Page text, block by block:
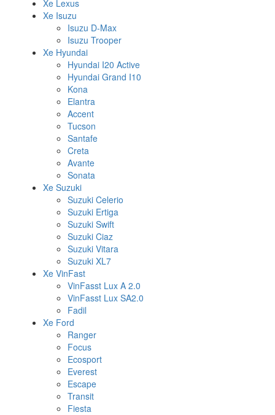
Xe Lexus
Xe Isuzu
Isuzu D-Max
Isuzu Trooper
Xe Hyundai
Hyundai I20 Active
Hyundai Grand I10
Kona
Elantra
Accent
Tucson
Santafe
Creta
Avante
Sonata
Xe Suzuki
Suzuki Celerio
Suzuki Ertiga
Suzuki Swift
Suzuki Ciaz
Suzuki Vitara
Suzuki XL7
Xe VinFast
VinFasst Lux A 2.0
VinFasst Lux SA2.0
Fadil
Xe Ford
Ranger
Focus
Ecosport
Everest
Escape
Transit
Fiesta